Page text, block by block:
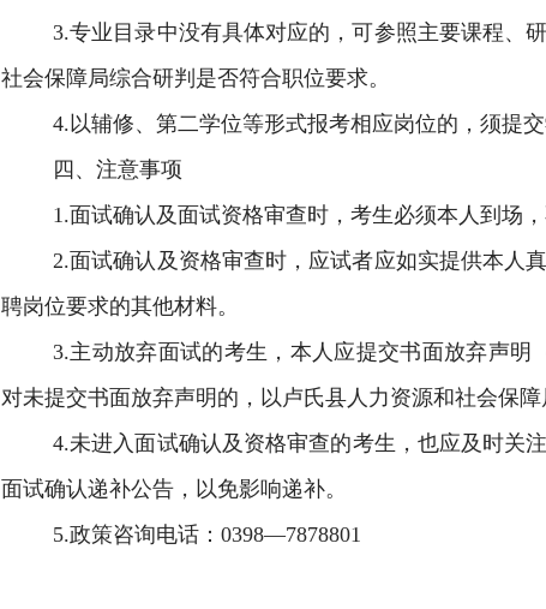
3.专业目录中没有具体对应的，可参照主要课程、
社会保障局综合研判是否符合职位要求。
4.以辅修、第二学位等形式报考相应岗位的，须提
四、注意事项
1.面试确认及面试资格审查时，考生必须本人到场
2.面试确认及资格审查时，应试者应如实提供本人
聘岗位要求的其他材料。
3.主动放弃面试的考生，本人应提交书面放弃声明
对未提交书面放弃声明的，以卢氏县人力资源和社会保障
4.未进入面试确认及资格审查的考生，也应及时关
面试确认递补公告，以免影响递补。
5.政策咨询电话： 0398—7878801